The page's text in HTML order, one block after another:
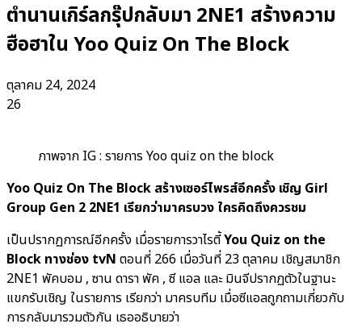
ตำนานเกิร์ลกรุ๊ปกลับมา 2NE1 สร้างความ
ฮือฮาใน Yoo Quiz On The Block
ตุลาคม 24, 2024
26
ภาพจาก IG : รายการ Yoo quiz on the block
Yoo Quiz On The Block สร้างเซอร์ไพรส์อีกครั้ง เชิญ Girl
Group Gen 2 2NE1 เรียกว่ามาครบวง ใครคิดถึงควรชม
เป็นปรากฏการณ์อีกครั้ง เมื่อรายการวาไรตี้You Quiz on the
Block ทางช่อง tvN ตอนที่ 266 เมื่อวันที่ 23 ตุลาคม เชิญสมาชิก
2NE1 พัคบอม , ซาน ดารา พัค , ซี แอล และ มินจีปรากฏตัวในฐานะ
แขกรับเชิญ ในรายการ เรียกว่า มาครบทีม เมื่อซีแอลถูกถามเกี่ยวกับ
การกลับมารวมตัวกัน เธออธิบายว่า